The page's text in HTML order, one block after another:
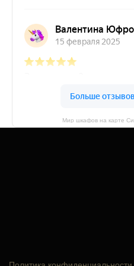
Мир шкафов на карте